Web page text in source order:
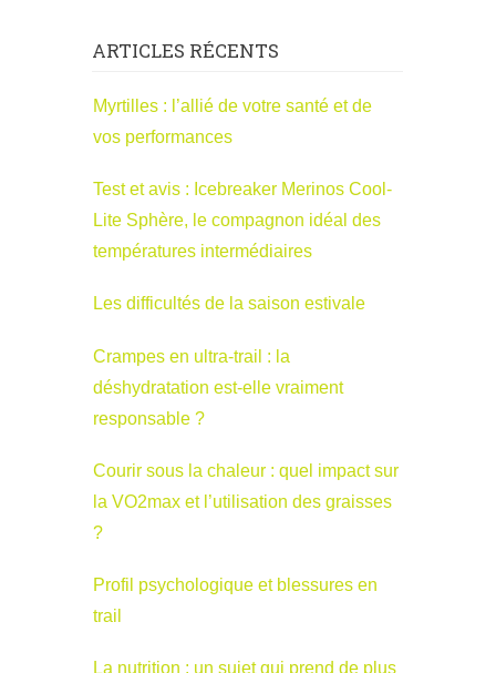
ARTICLES RÉCENTS
Myrtilles : l’allié de votre santé et de
vos performances
Test et avis : Icebreaker Merinos Cool-
Lite Sphère, le compagnon idéal des
températures intermédiaires
Les difficultés de la saison estivale
Crampes en ultra-trail : la
déshydratation est-elle vraiment
responsable ?
Courir sous la chaleur : quel impact sur
la VO2max et l’utilisation des graisses
?
Profil psychologique et blessures en
trail
La nutrition : un sujet qui prend de plus